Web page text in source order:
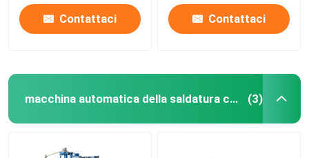
Contattaci Contattaci
macchina automatica della saldatura continua (3)